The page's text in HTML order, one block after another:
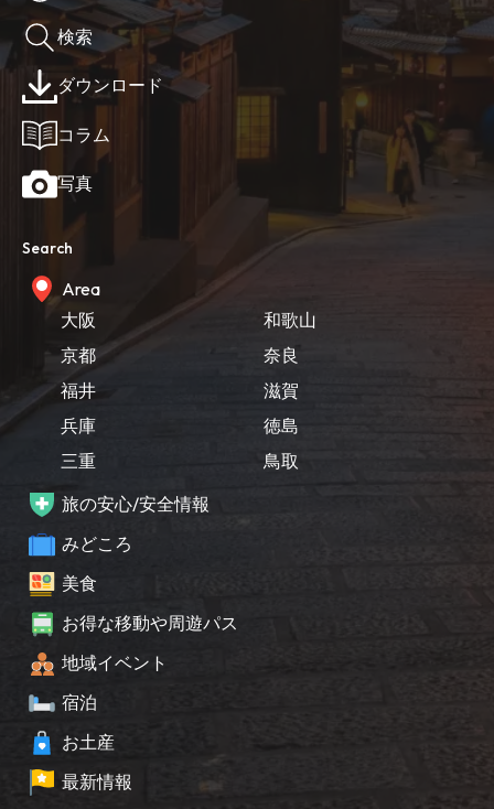
検索
ダウンロード
コラム
写真
Search
Area
大阪
京都
福井
兵庫
三重
和歌山
奈良
滋賀
徳島
鳥取
旅の安心/安全情報
みどころ
美食
お得な移動や周遊パス
地域イベント
宿泊
お土産
最新情報